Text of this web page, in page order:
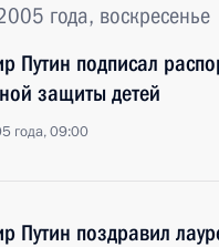
года, воскресенье
Путин подписал
защиты детей
года, 09:00
Путин поздравил